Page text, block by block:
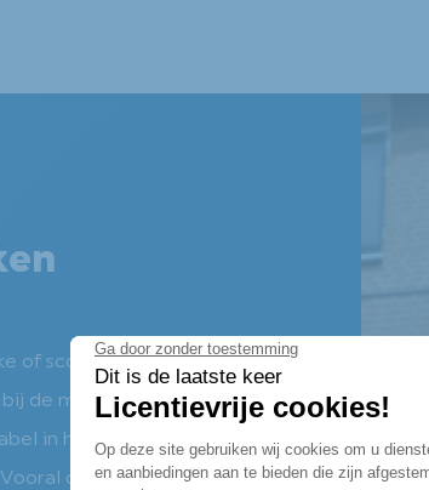
of scooter door het
de mensen thuis te
in haar brommobiel
de specificaties